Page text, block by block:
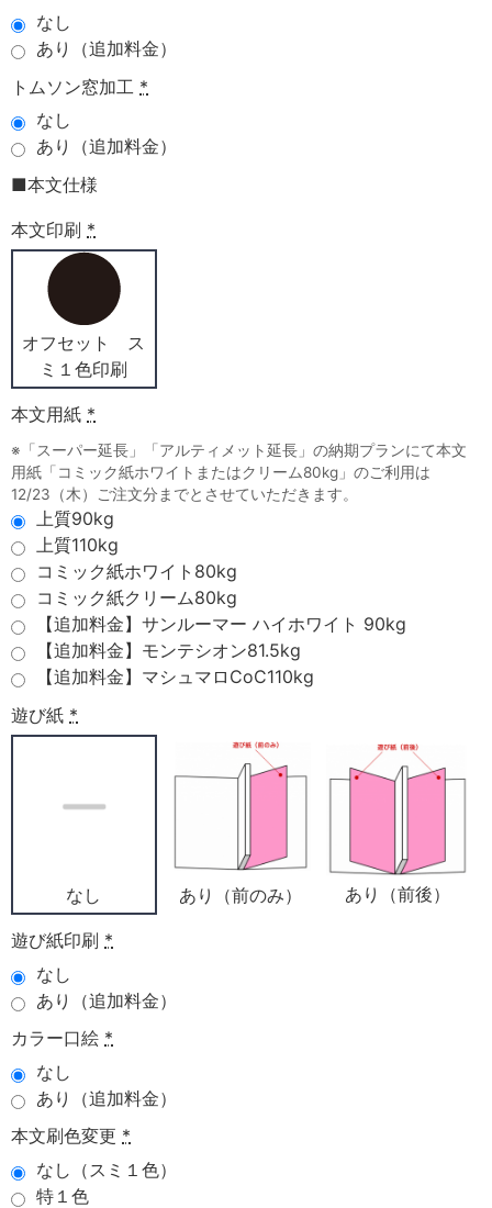
なし
あり（追加料金）
トムソン窓加工 *
なし
あり（追加料金）
■本文仕様
本文印刷 *
オフセット ス
ミ１色印刷
本文用紙 *
※「スーパー延長」「アルティメット延長」の納期プランにて本文
用紙「コミック紙ホワイトまたはクリーム80kg」のご利用は
12/23（木）ご注文分までとさせていただきます。
上質90kg
上質110kg
コミック紙ホワイト80kg
コミック紙クリーム80kg
【追加料金】サンルーマー ハイホワイト 90kg
【追加料金】モンテシオン81.5kg
【追加料金】マシュマロCoC110kg
遊び紙 *
なし あり（前のみ） あり（前後）
遊び紙印刷 *
なし
あり（追加料金）
カラー口絵 *
なし
あり（追加料金）
本文刷色変更 *
なし（スミ１色）
特１色